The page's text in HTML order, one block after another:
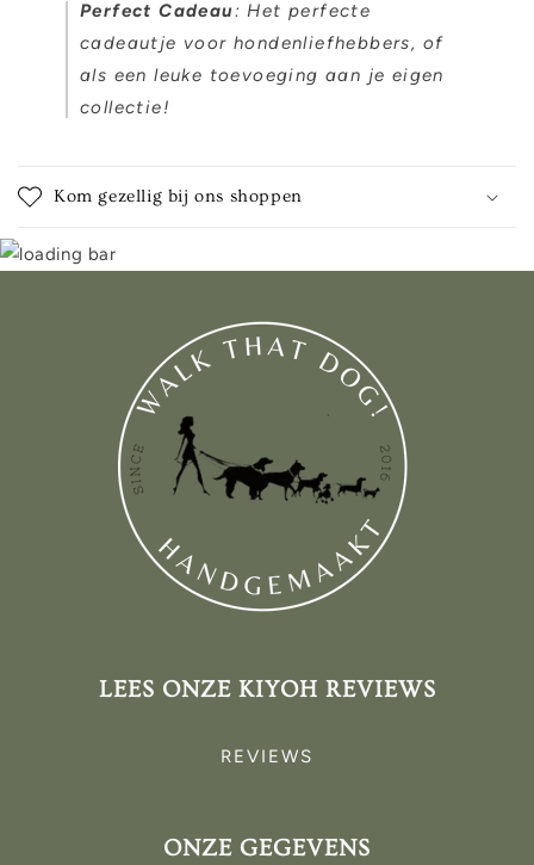
Perfect Cadeau: Het perfecte
cadeautje voor hondenliefhebbers, of
als een leuke toevoeging aan je eigen
collectie!
Kom gezellig bij ons shoppen
LEES ONZE KIYOH REVIEWS
REVIEWS
ONZE GEGEVENS